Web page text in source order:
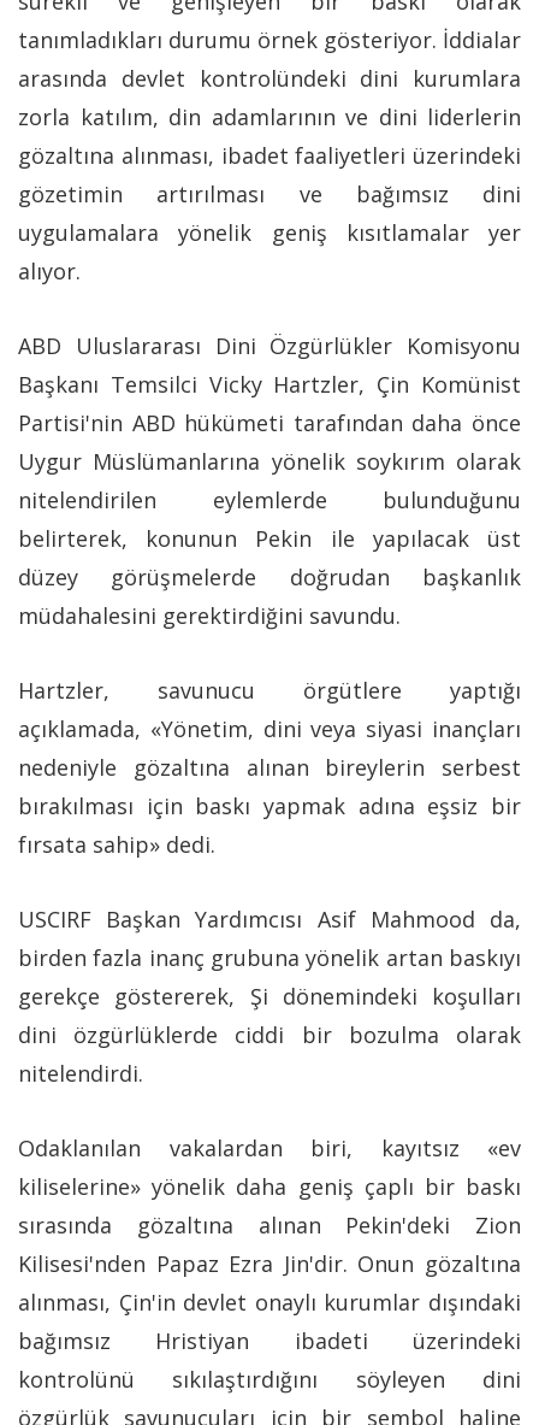
tanımladıkları durumu örnek gösteriyor. İddialar
arasında devlet kontrolündeki dini kurumlara
zorla katılım, din adamlarının ve dini liderlerin
gözaltına alınması, ibadet faaliyetleri üzerindeki
gözetimin artırılması ve bağımsız dini
uygulamalara yönelik geniş kısıtlamalar yer
alıyor.
ABD Uluslararası Dini Özgürlükler Komisyonu
Başkanı Temsilci Vicky Hartzler, Çin Komünist
Partisi'nin ABD hükümeti tarafından daha önce
Uygur Müslümanlarına yönelik soykırım olarak
nitelendirilen eylemlerde bulunduğunu
belirterek, konunun Pekin ile yapılacak üst
düzey görüşmelerde doğrudan başkanlık
müdahalesini gerektirdiğini savundu.
Hartzler, savunucu örgütlere yaptığı
açıklamada, «Yönetim, dini veya siyasi inançları
nedeniyle gözaltına alınan bireylerin serbest
bırakılması için baskı yapmak adına eşsiz bir
fırsata sahip» dedi.
USCIRF Başkan Yardımcısı Asif Mahmood da,
birden fazla inanç grubuna yönelik artan baskıyı
gerekçe göstererek, Şi dönemindeki koşulları
dini özgürlüklerde ciddi bir bozulma olarak
nitelendirdi.
Odaklanılan vakalardan biri, kayıtsız «ev
kiliselerine» yönelik daha geniş çaplı bir baskı
sırasında gözaltına alınan Pekin'deki Zion
Kilisesi'nden Papaz Ezra Jin'dir. Onun gözaltına
alınması, Çin'in devlet onaylı kurumlar dışındaki
bağımsız Hristiyan ibadeti üzerindeki
kontrolünü sıkılaştırdığını söyleyen dini
özgürlük savunucuları için bir sembol haline